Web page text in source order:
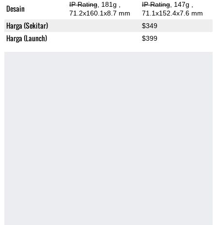
Desain IP Rating, 181g
71.2x160.1x8.7 mm
IP Rating, 147g
71.1x152.4x7.6 mm
Harga (Sekitar) $349
Harga (Launch) $399